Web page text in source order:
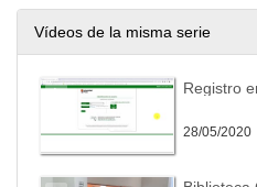
Vídeos de la misma serie
Registro
28/05/2020